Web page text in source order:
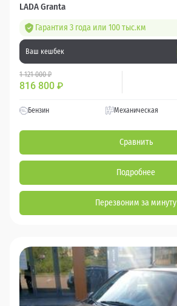
LADA Granta
Гарантия 3 года или 100 тыс.км
Ваш кешбек
1 121 000 ₽
816 800 ₽
Бензин Механическая
Сравнить
Подробнее
Перезвоним за минуту